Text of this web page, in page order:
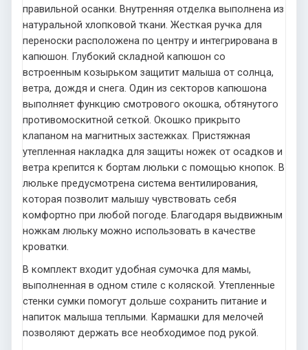
правильной осанки. Внутренняя отделка выполнена из
натуральной хлопковой ткани. Жесткая ручка для
переноски расположена по центру и интегрирована в
капюшон. Глубокий складной капюшон со
встроенным козырьком защитит малыша от солнца,
ветра, дождя и снега. Один из секторов капюшона
выполняет функцию смотрового окошка, обтянутого
противомоскитной сеткой. Окошко прикрыто
клапаном на магнитных застежках. Пристяжная
утепленная накладка для защиты ножек от осадков и
ветра крепится к бортам люльки с помощью кнопок. В
люльке предусмотрена система вентилирования,
которая позволит малышу чувствовать себя
комфортно при любой погоде. Благодаря выдвижным
ножкам люльку можно использовать в качестве
кроватки.
В комплект входит удобная сумочка для мамы,
выполненная в одном стиле с коляской. Утепленные
стенки сумки помогут дольше сохранить питание и
напиток малыша теплыми. Кармашки для мелочей
позволяют держать все необходимое под рукой.